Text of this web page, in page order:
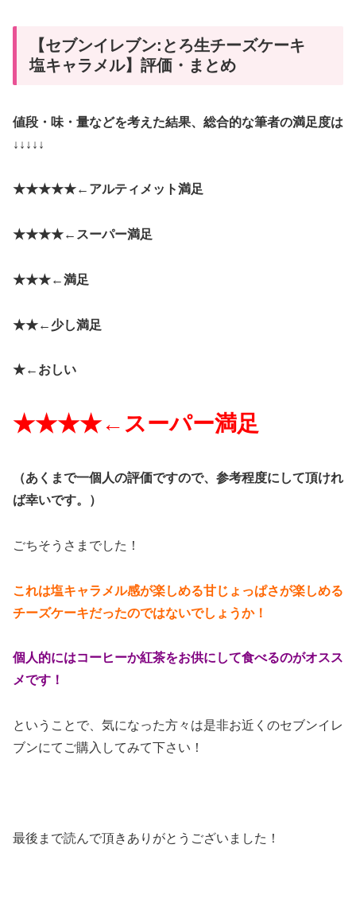
【セブンイレブン:とろ生チーズケーキ
塩キャラメル】評価・まとめ
値段・味・量などを考えた結果、総合的な筆者の満足度は
↓↓↓↓↓
★★★★★← アルティメット満足
★★★★← スーパー満足
★★★←満足
★★← 少し満足
★← おしい
★★★★←スーパー満足
（あくまで一個人の評価ですので、参考程度にして頂けれ
ば幸いです。）
ごちそうさまでした！
これは塩キャラメル感が楽しめる甘じょっぱさが楽しめる
チーズケーキだったのではないでしょうか！
個人的にはコーヒーか紅茶をお供にして食べるのがオスス
メです！
ということで、気になった方々は是非お近くのセブンイレ
ブンにてご購入してみて下さい！
最後まで読んで頂きありがとうございました！